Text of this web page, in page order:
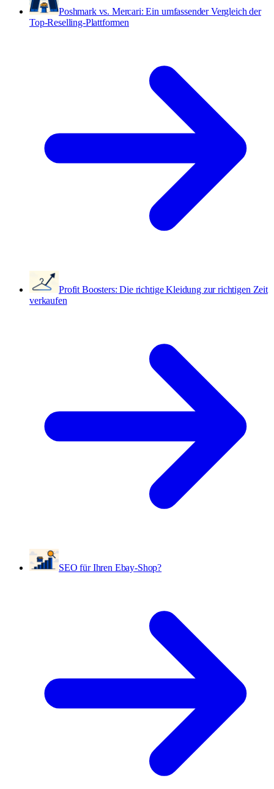
Poshmark vs. Mercari: Ein umfassender Vergleich der
Top-Reselling-Plattformen
Profit Boosters: Die richtige Kleidung zur richtigen Zeit
verkaufen
SEO für Ihren Ebay-Shop?